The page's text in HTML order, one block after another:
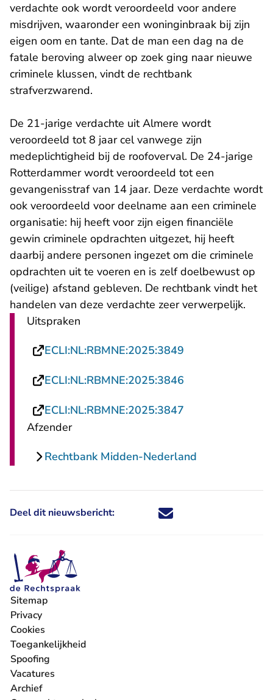
verdachte ook wordt veroordeeld voor andere
misdrijven, waaronder een woninginbraak bij zijn
eigen oom en tante. Dat de man een dag na de
fatale beroving alweer op zoek ging naar nieuwe
criminele klussen, vindt de rechtbank
strafverzwarend.
De 21-jarige verdachte uit Almere wordt
veroordeeld tot 8 jaar cel vanwege zijn
medeplichtigheid bij de roofoverval. De 24-jarige
Rotterdammer wordt veroordeeld tot een
gevangenisstraf van 14 jaar. Deze verdachte wordt
ook veroordeeld voor deelname aan een criminele
organisatie: hij heeft voor zijn eigen financiële
gewin criminele opdrachten uitgezet, hij heeft
daarbij andere personen ingezet om die criminele
opdrachten uit te voeren en is zelf doelbewust op
(veilige) afstand gebleven. De rechtbank vindt het
handelen van deze verdachte zeer verwerpelijk.
Uitspraken
ECLI:NL:RBMNE:2025:3849
ECLI:NL:RBMNE:2025:3846
ECLI:NL:RBMNE:2025:3847
Afzender
Rechtbank Midden-Nederland
Deel dit nieuwsbericht: Deel dit nieuwsbericht via X -
Deel dit nieuwsbericht via
Deel dit nieuwsbericht
Deel dit
Sitemap
Privacy
Cookies
Toegankelijkheid
Spoofing
Vacatures
- U verlaat Rechtspraak.nl
Archief